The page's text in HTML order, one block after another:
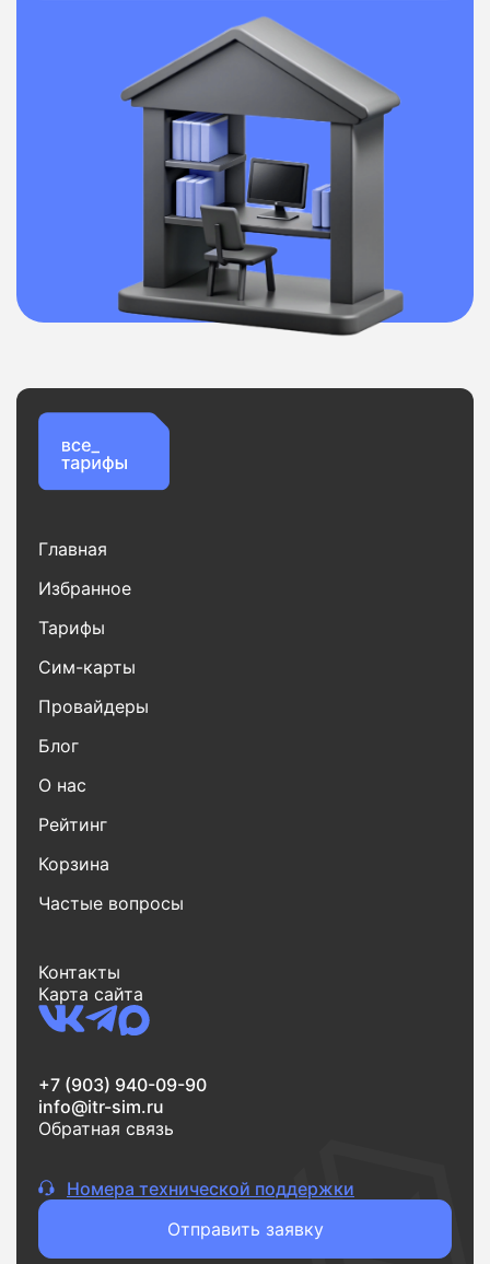
Главная
Избранное
Тарифы
Сим-карты
Провайдеры
Блог
О нас
Рейтинг
Корзина
Частые вопросы
Контакты
Карта сайта
+7 (903) 940-09-90
info@itr-sim.ru
Обратная связь
Номера технической поддержки
Отправить заявку